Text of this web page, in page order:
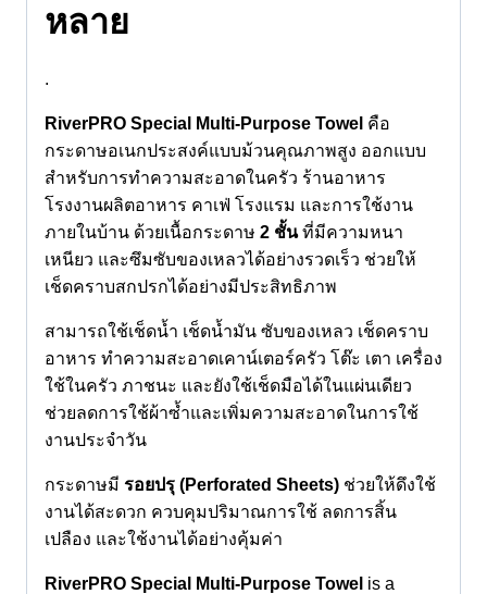
หลาย
.
RiverPRO Special Multi-Purpose Towel คือ
กระดาษอเนกประสงค์แบบม้วนคุณภาพสูง ออกแบบ
สำหรับการทำความสะอาดในครัว ร้านอาหาร
โรงงานผลิตอาหาร คาเฟ่ โรงแรม และการใช้งาน
ภายในบ้าน ด้วยเนื้อกระดาษ 2 ชั้นที่มีความหนา
เหนียว และซึมซับของเหลวได้อย่างรวดเร็ว ช่วยให้
เช็ดคราบสกปรกได้อย่างมีประสิทธิภาพ
สามารถใช้เช็ดน้ำ เช็ดน้ำมัน ซับของเหลว เช็ดคราบ
อาหาร ทำความสะอาดเคาน์เตอร์ครัว โต๊ะ เตา เครื่อง
ใช้ในครัว ภาชนะ และยังใช้เช็ดมือได้ในแผ่นเดียว
ช่วยลดการใช้ผ้าซ้ำและเพิ่มความสะอาดในการใช้
งานประจำวัน
กระดาษมี รอยปรุ (Perforated Sheets) ช่วยให้ดึงใช้
งานได้สะดวก ควบคุมปริมาณการใช้ ลดการสิ้น
เปลือง และใช้งานได้อย่างคุ้มค่า
RiverPRO Special Multi-Purpose Towel is a